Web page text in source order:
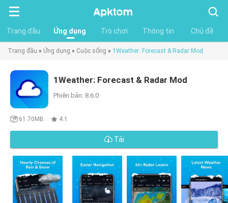
Tìm
kiếm
Trang đầu
Ứng dụng Trò chơi Thông tin Chủ đề
Trang đầu » Ứng dụng » Cuộc sống » 1Weather: Forecast & Radar Mod
1Weather: Forecast & Radar Mod
Phiên bản: 8.6.0
61.70MB 4.1
Tải